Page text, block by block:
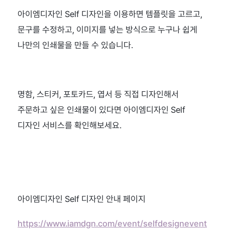
아이엠디자인 Self 디자인을 이용하면 템플릿을 고르고,
문구를 수정하고, 이미지를 넣는 방식으로 누구나 쉽게
나만의 인쇄물을 만들 수 있습니다.
명함, 스티커, 포토카드, 엽서 등 직접 디자인해서
주문하고 싶은 인쇄물이 있다면 아이엠디자인 Self
디자인 서비스를 확인해보세요.
아이엠디자인 Self 디자인 안내 페이지
https://www.iamdgn.com/event/selfdesignevent